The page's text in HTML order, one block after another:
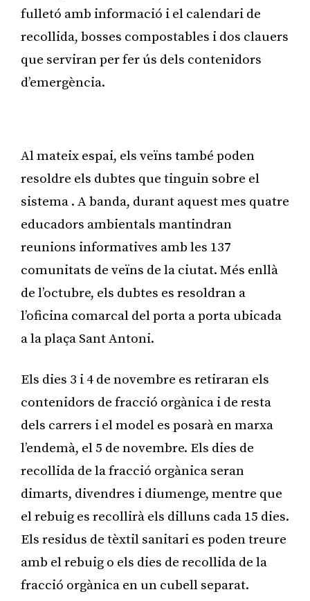
fulletó amb informació i el calendari de
recollida, bosses compostables i dos clauers
que serviran per fer ús dels contenidors
d’emergència.
Al mateix espai, els veïns també poden
resoldre els dubtes que tinguin sobre el
sistema . A banda, durant aquest mes quatre
educadors ambientals mantindran
reunions informatives amb les 137
comunitats de veïns de la ciutat. Més enllà
de l’octubre, els dubtes es resoldran a
l’oficina comarcal del porta a porta ubicada
a la plaça Sant Antoni.
Els dies 3 i 4 de novembre es retiraran els
contenidors de fracció orgànica i de resta
dels carrers i el model es posarà en marxa
l’endemà, el 5 de novembre. Els dies de
recollida de la fracció orgànica seran
dimarts, divendres i diumenge, mentre que
el rebuig es recollirà els dilluns cada 15 dies.
Els residus de tèxtil sanitari es poden treure
amb el rebuig o els dies de recollida de la
fracció orgànica en un cubell separat.